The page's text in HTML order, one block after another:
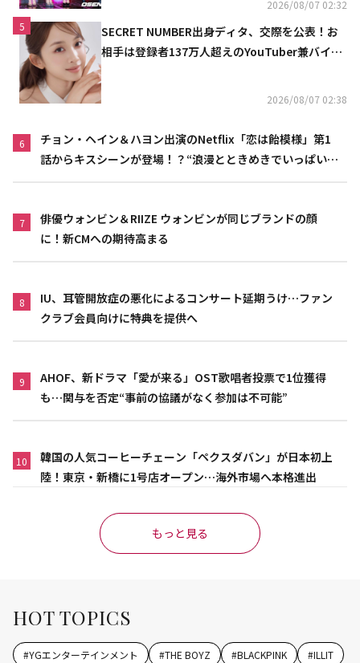
2026/08/07 02:32
5
SECRET NUMBER出身ディタ、交際を公表！お
相手は登録者137万人超えのYouTuber兼バイオ
2026/08/07 02:38
6
チョン・ヘイン＆ハヨン出演のNetflix「恋は飴模様」第1
話からキスシーンが登場！？“浪漫とときめきでいっぱいの
7
俳優ウォンビン＆RIIZE ウォンビンが同じブランドの顔
に！新CMへの期待高まる
8
IU、耳管開放症の悪化によるコンサート延期うけ…ファン
クラブ会員向けに特典を提供へ
9
AHOF、新ドラマ「愛が来る」OST歌唱者投票で1位獲得
も…関与を否定“事前の協議がなく参加は不可能”
10
韓国の人気コーヒーチェーン「ペクスダバン」が日本初上
陸！東京・新橋に1号店オープン…海外市場へ本格進出
もっと見る
HOT TOPICS
#YGエンターテインメント #THE BOYZ #BLACKPINK #ILLIT